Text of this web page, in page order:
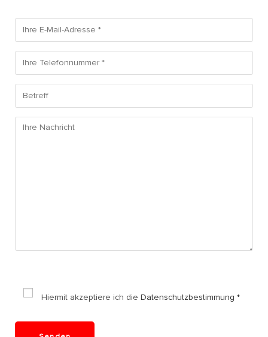
Hiermit akzeptiere ich die Datenschutzbestimmung *